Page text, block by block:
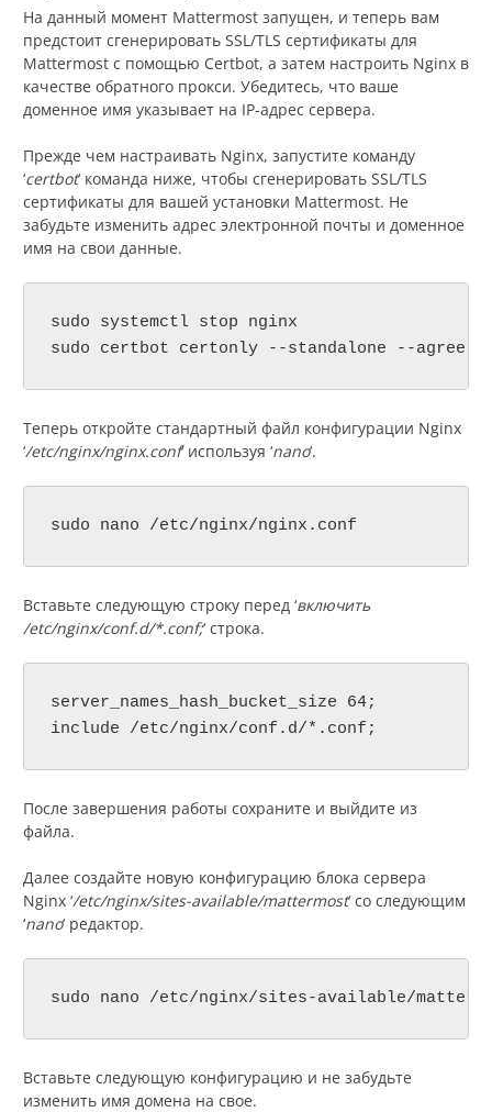
На данный момент Mattermost запущен, и теперь вам
предстоит сгенерировать SSL/TLS сертификаты для
Mattermost с помощью Certbot, а затем настроить Nginx в
качестве обратного прокси. Убедитесь, что ваше
доменное имя указывает на IP-адрес сервера.
Прежде чем настраивать Nginx, запустите команду
‘certbot‘ команда ниже, чтобы сгенерировать SSL/TLS
сертификаты для вашей установки Mattermost. Не
забудьте изменить адрес электронной почты и доменное
имя на свои данные.
sudo systemctl stop nginx
sudo certbot certonly --standalone --
Теперь откройте стандартный файл конфигурации Nginx
‘/etc/nginx/nginx.conf‘ используя ‘nano‘.
sudo nano /etc/nginx/nginx.conf
Вставьте следующую строку перед ‘включить
/etc/nginx/conf.d/*.conf;‘ строка.
server_names_hash_bucket_size 64;
include /etc/nginx/conf.d/*.conf;
После завершения работы сохраните и выйдите из
файла.
Далее создайте новую конфигурацию блока сервера
Nginx ‘/etc/nginx/sites-available/mattermost‘ со следующим
‘nano‘ редактор.
sudo nano /etc/nginx/sites-available/
Вставьте следующую конфигурацию и не забудьте
изменить имя домена на свое.